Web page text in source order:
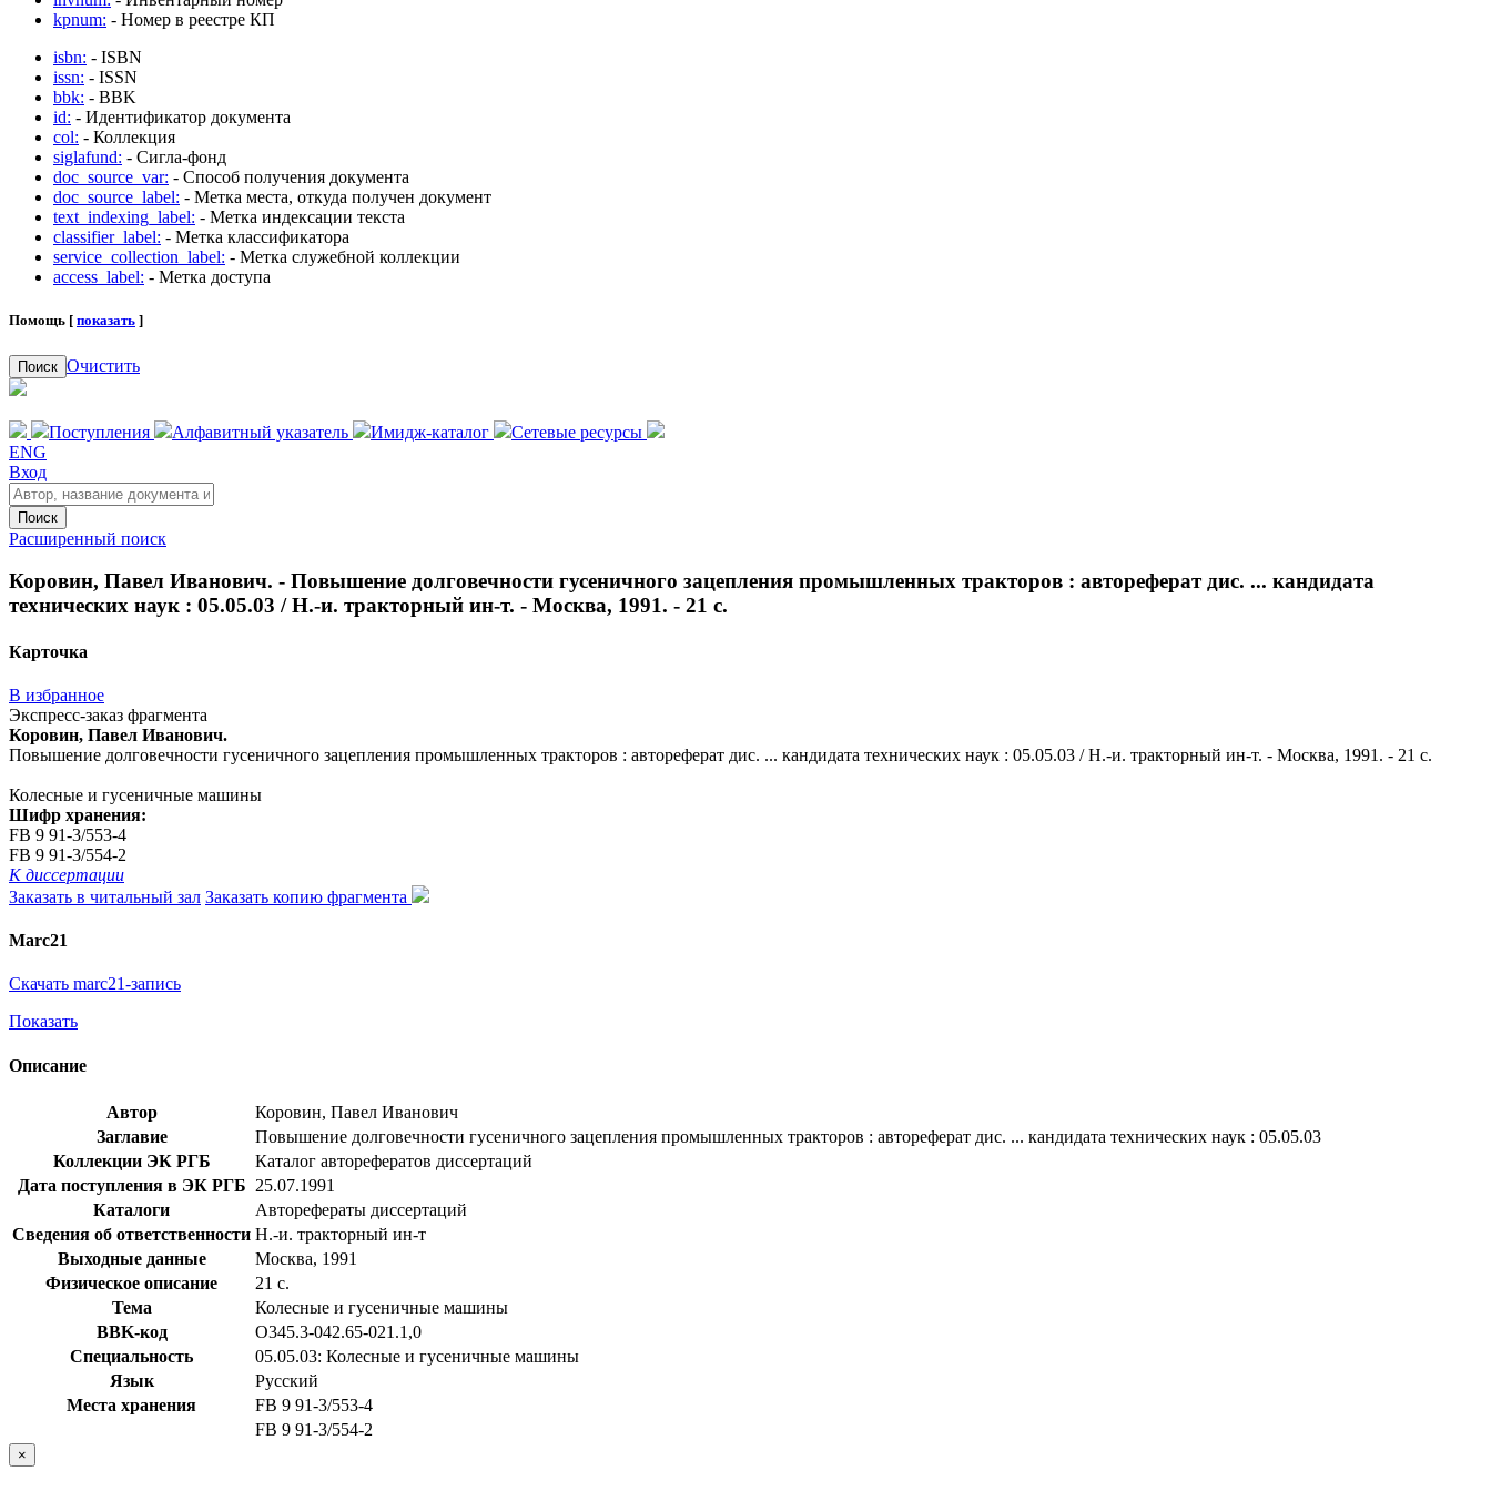
kpnum: - Номер в реестре КП
isbn: - ISBN
issn: - ISSN
bbk: - BBK
id: - Идентификатор документа
col: - Коллекция
siglafund: - Сигла-фонд
doc_source_var: - Способ получения документа
doc_source_label: - Метка места, откуда получен документ
text_indexing_label: - Метка индексации текста
classifier_label: - Метка классификатора
service_collection_label: - Метка служебной коллекции
access_label: - Метка доступа
Помощь [ показать ]
Поиск Очистить
Поступления Алфавитный указатель Имидж-каталог
Сетевые ресурсы
ENG
Вход
Поиск
Расширенный поиск
Коровин, Павел Иванович. - Повышение долговечности гусеничного зацепления промышленных тракторов : автореферат дис. ... кандидата
технических наук : 05.05.03 / Н.-и. тракторный ин-т. - Москва, 1991. - 21 с.
Карточка
В избранное
Экспресс-заказ фрагмента
Коровин, Павел Иванович.
Повышение долговечности гусеничного зацепления промышленных тракторов : автореферат дис. ... кандидата технических наук : 05.05.03 / Н.-и. тракторный ин-т. - Москва, 1991. - 21 с.
Колесные и гусеничные машины
Шифр хранения:
FB 9 91-3/553-4
FB 9 91-3/554-2
К диссертации
Заказать в читальный зал Заказать копию фрагмента
Marc21
Скачать marc21-запись
Показать
Описание
Автор
Коровин, Павел Иванович
Заглавие
Повышение долговечности гусеничного зацепления промышленных тракторов : автореферат дис. ... кандидата технических наук : 05.05.03
Коллекции ЭК РГБ
Каталог авторефератов диссертаций
Дата поступления в ЭК РГБ 25.07.1991
Каталоги
Авторефераты диссертаций
Сведения об ответственности Н.-и. тракторный ин-т
Выходные данные
Москва, 1991
Физическое описание
21 с.
Тема
Колесные и гусеничные машины
BBK-код
О345.3-042.65-021.1,0
Специальность
05.05.03: Колесные и гусеничные машины
Язык
Русский
Места хранения
FB 9 91-3/553-4
FB 9 91-3/554-2
×